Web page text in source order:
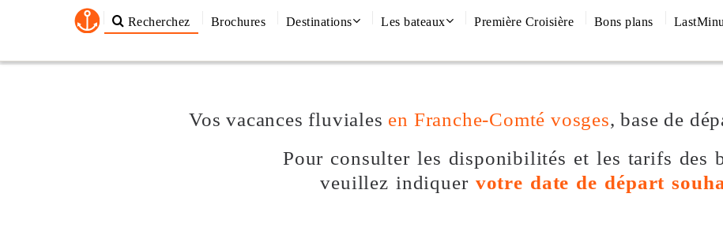
Recherchez Brochures Destinations Les bateaux Première Croisière Bons plans
Vos vacances fluviales en Franche-Comté vosges, base de
Pour consulter les disponibilités et les tarifs des
veuillez indiquer votre date de départ